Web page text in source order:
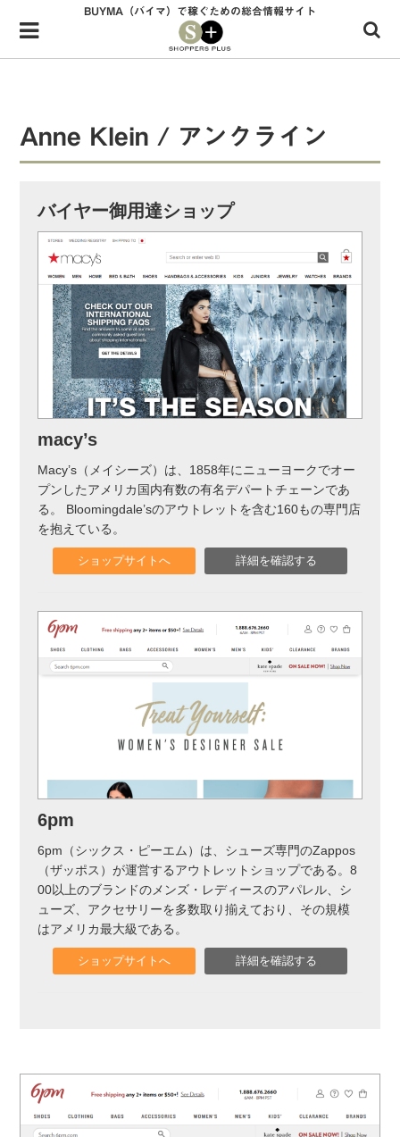
Menu
HOME
34歳独身OLバイマ実践記
ファッショントレンドを発信！SP通信
BUYMAで人気のブランド
BUYMAの売れ筋商品
バイマの疑問に現役パーソナルショッパーが答えてみた
バイマ活動の疑問に売れっ子現役バイヤーが答えてみた
実録！海外ショップで買ってみた！
海外SHOP LIST
パーソナルショッパー指南書
BUYMA（バイマ）で稼ぐための総合情報サイト
Anne Klein / アンクライン
バイヤー御用達ショップ
macy’s
Macy’s（メイシーズ）は、1858年にニューヨークでオー
プンしたアメリカ国内有数の有名デパートチェーンであ
る。 Bloomingdale’sのアウトレットを含む160もの専門店
を抱えている。
ショップサイトへ 詳細を確認する
6pm
6pm（シックス・ピーエム）は、シューズ専門のZappos
（ザッポス）が運営するアウトレットショップである。8
00以上のブランドのメンズ・レディースのアパレル、シ
ューズ、アクセサリーを多数取り揃えており、その規模
はアメリカ最大級である。
ショップサイトへ 詳細を確認する